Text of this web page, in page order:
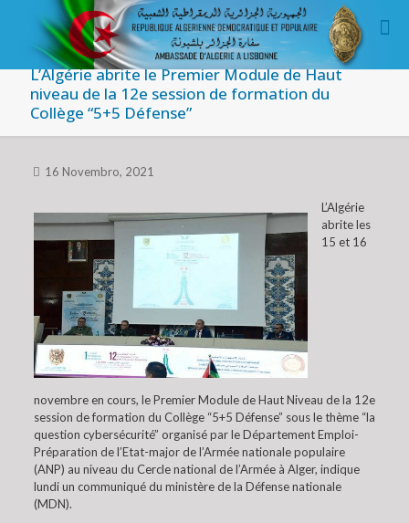
L’Algérie abrite le Premier Module de Haut
niveau de la 12e session de formation du
Collège “5+5 Défense”
16 Novembro, 2021
L’Algérie
abrite les
15 et 16
novembre en cours, le Premier Module de Haut Niveau de la 12e
session de formation du Collège “5+5 Défense” sous le thème “la
question cybersécurité” organisé par le Département Emploi-
Préparation de l’Etat-major de l’Armée nationale populaire
(ANP) au niveau du Cercle national de l’Armée à Alger, indique
lundi un communiqué du ministère de la Défense nationale
(MDN).